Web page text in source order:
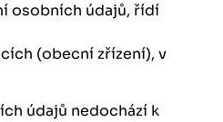
osobních údajů, řídí
(obecní zřízení), v
údajů nedochází k